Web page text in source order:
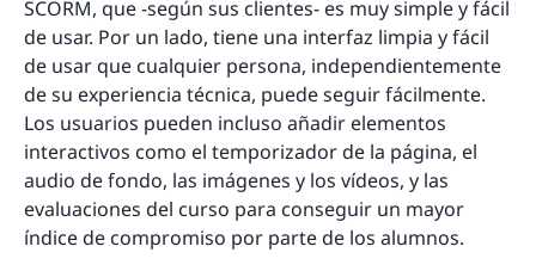
SCORM, que -según sus clientes- es muy simple y fácil
de usar. Por un lado, tiene una interfaz limpia y fácil
de usar que cualquier persona, independientemente
de su experiencia técnica, puede seguir fácilmente.
Los usuarios pueden incluso añadir elementos
interactivos como el temporizador de la página, el
audio de fondo, las imágenes y los vídeos, y las
evaluaciones del curso para conseguir un mayor
índice de compromiso por parte de los alumnos.